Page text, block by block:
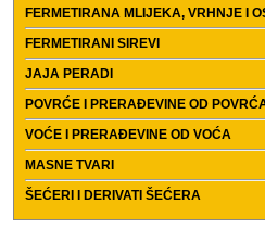
FERMETIRANA MLIJEKA, VRHNJE I
FERMETIRANI SIREVI
JAJA PERADI
POVRĆE I PRERAĐEVINE OD
VOĆE I PRERAĐEVINE OD VOĆA
MASNE TVARI
ŠEĆERI I DERIVATI ŠEĆERA